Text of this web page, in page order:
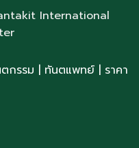
International
กรรม | ทันตแพทย์ | ราคา